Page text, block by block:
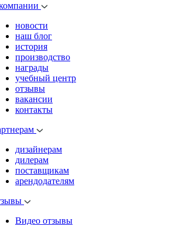
новости
наш блог
история
производство
награды
учебный центр
отзывы
вакансии
контакты
дизайнерам
дилерам
поставщикам
арендодателям
Видео отзывы